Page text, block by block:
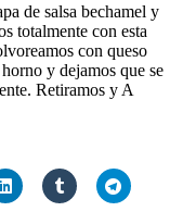
de salsa bechamel y
totalmente con esta
con queso
y dejamos que se
Retiramos y A